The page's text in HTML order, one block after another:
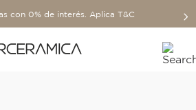
con 0% de interés. Aplica T&C